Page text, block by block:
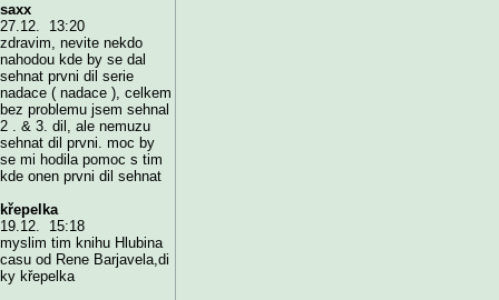
saxx
27.12. 13:20
zdravim, nevite nekdo
nahodou kde by se dal
sehnat prvni dil serie
nadace ( nadace ), celkem
bez problemu jsem sehnal
2 . & 3. dil, ale nemuzu
sehnat dil prvni. moc by
se mi hodila pomoc s tim
kde onen prvni dil sehnat
křepelka
19.12. 15:18
myslim tim knihu Hlubina
casu od Rene Barjavela,di
ky křepelka